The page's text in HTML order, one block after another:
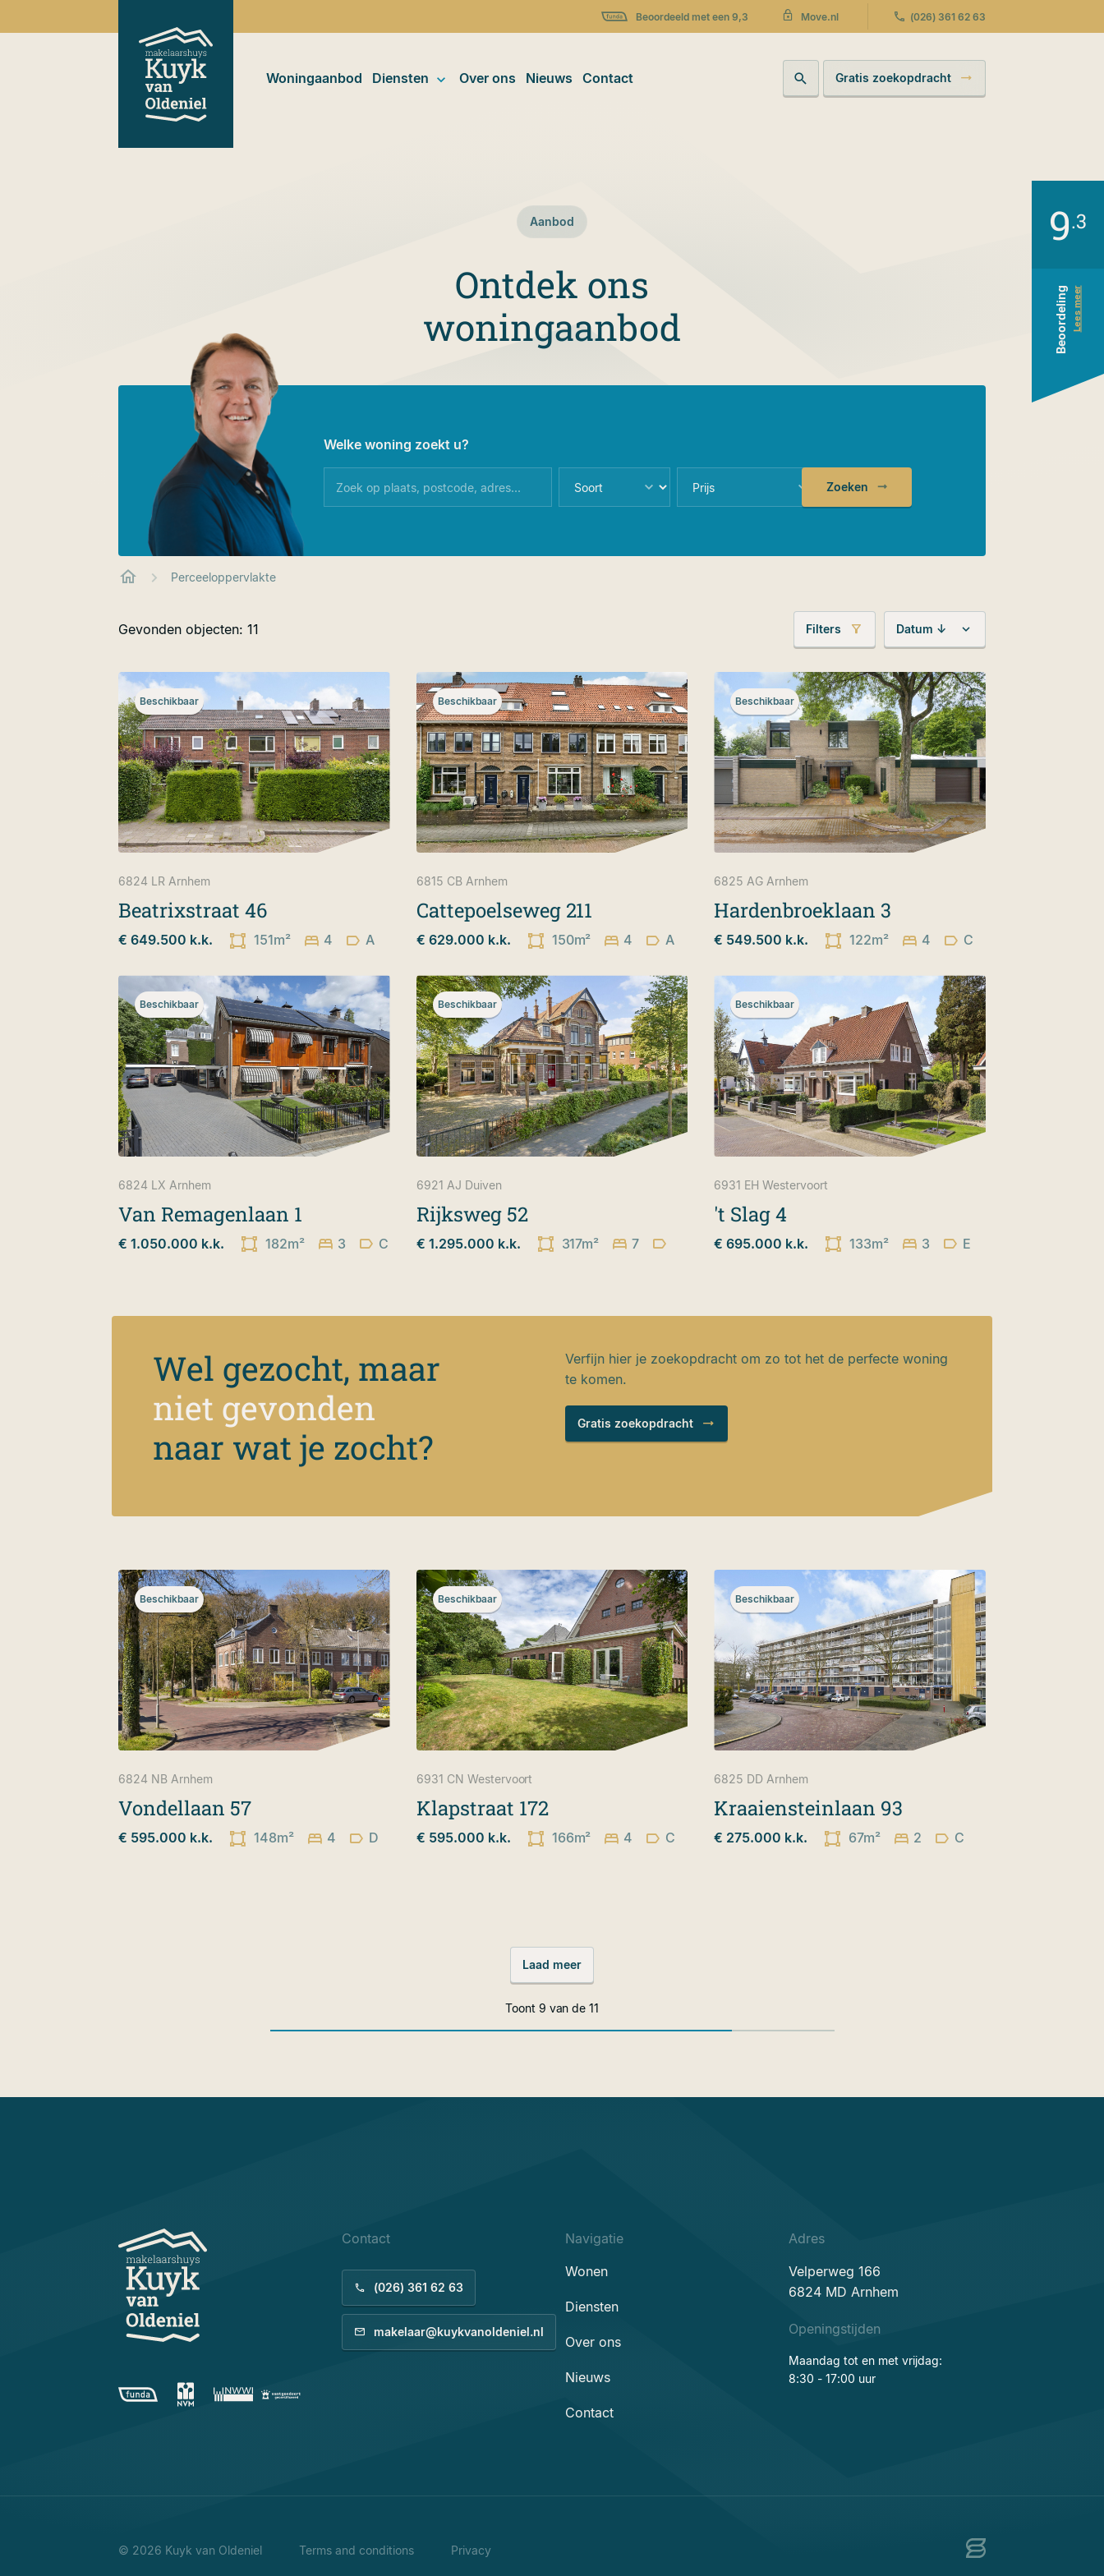
Beoordeeld met een 9,3 Move.nl (026) 361 62 63
Woningaanbod Diensten Over ons Nieuws Contact Gratis zoekopdracht
Aanbod
Ontdek ons
woningaanbod
Welke woning zoekt u?
Zoeken
Perceeloppervlakte
Gevonden objecten: 11 Filters Datum ↓
Beschikbaar
6824 LRArnhem
Beatrixstraat 46
€ 649.500 k.k. 151m² 4 A
Beschikbaar
6815 CBArnhem
Cattepoelseweg 211
€ 629.000 k.k. 150m² 4 A
Beschikbaar
6825 AG Arnhem
Hardenbroeklaan 3
€ 549.500 k.k. 122m² 4 C
Beschikbaar
6824 LX Arnhem
Van Remagenlaan 1
€ 1.050.000 k.k. 182m² 3 C
Beschikbaar
6921 AJ Duiven
Rijksweg 52
€ 1.295.000 k.k. 317m² 7
Beschikbaar
6931 EH Westervoort
't Slag 4
€ 695.000 k.k. 133m² 3 E
Wel gezocht, maar
niet gevonden
naar wat je zocht?
Verfijn hier je zoekopdracht om zo tot het de perfecte woning
te komen.
Gratis zoekopdracht
Beschikbaar
6824 NBArnhem
Vondellaan 57
€ 595.000 k.k. 148m² 4 D
Beschikbaar
6931 CN Westervoort
Klapstraat 172
€ 595.000 k.k. 166m² 4 C
Beschikbaar
6825 DD Arnhem
Kraaiensteinlaan 93
€ 275.000 k.k. 67m² 2 C
Laad meer
Toont 9 van de11
9.3
Beoordeling Lees meer
Contact
(026) 361 62 63
makelaar@kuykvanoldeniel.nl
Navigatie
Wonen
Diensten
Over ons
Nieuws
Contact
Adres
Velperweg 166
6824 MD Arnhem
Openingstijden
Maandag tot en met vrijdag:
8:30 - 17:00 uur
© 2026 Kuyk van Oldeniel Terms and conditions Privacy